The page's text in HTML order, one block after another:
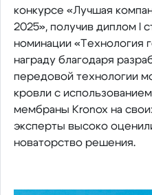
конкурсе «Лучшая
2025», получив диплом I
номинации «Технология
награду благодаря
передовой технологии
кровли с
мембраны Kronox на
эксперты высоко
новаторство решения.